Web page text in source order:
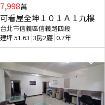
7,998萬
可看屋全坤１０１Ａ１九樓
台北市信義區信義路四段
建坪51.63 3房2廳 0.7年